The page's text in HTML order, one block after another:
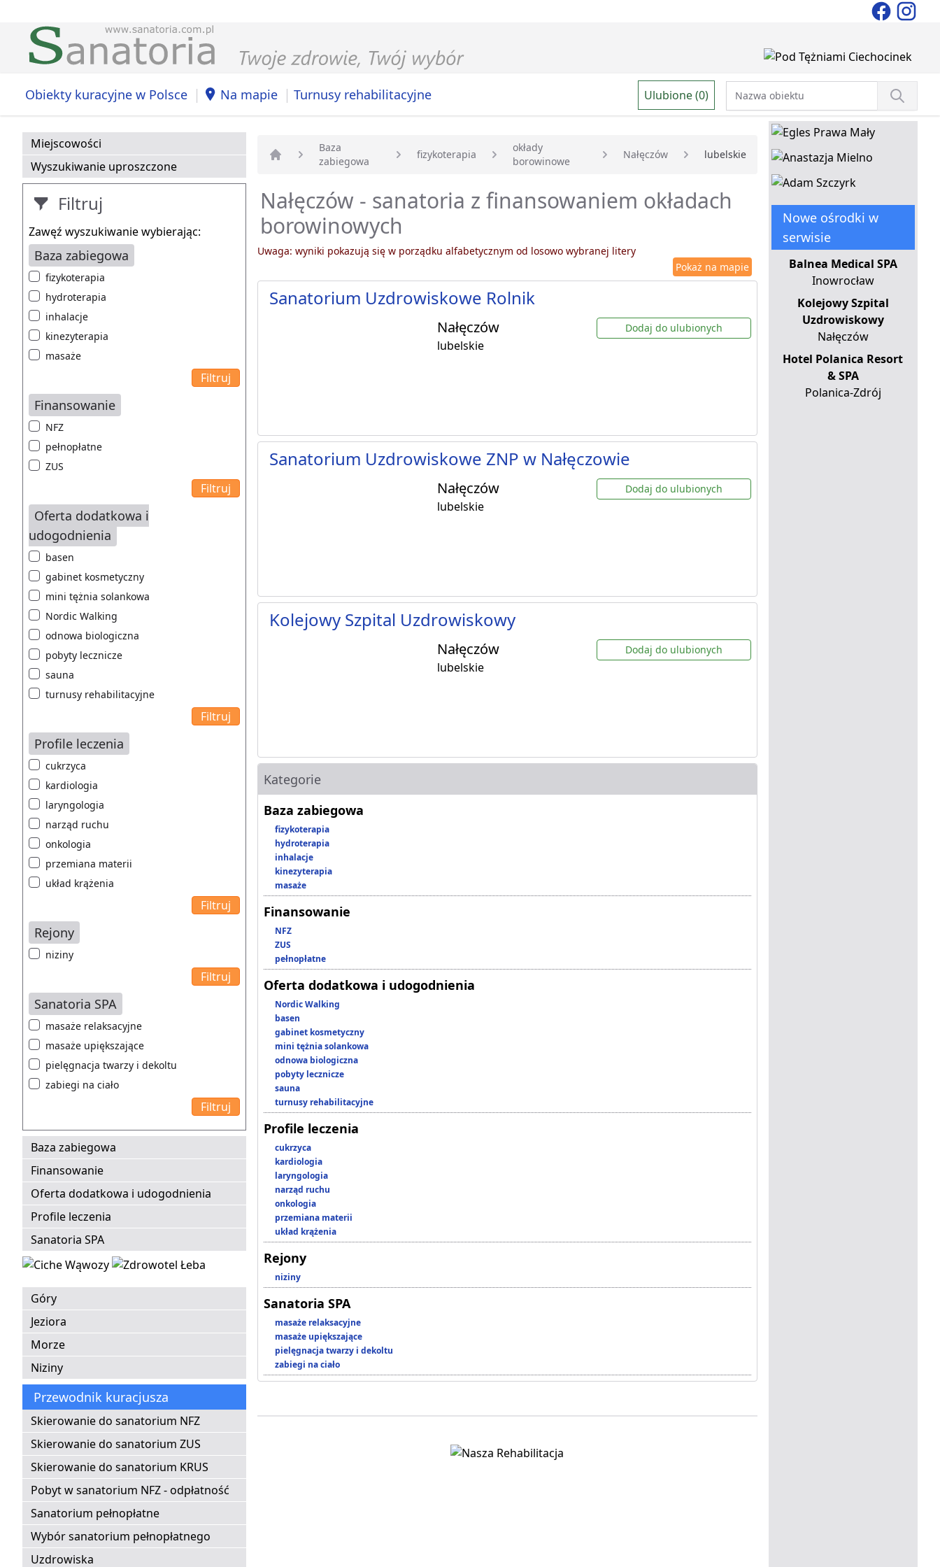
Obiekty kuracyjne w Polsce | Na mapie | Turnusy rehabilitacyjne Ulubione (0)
Miejscowości
Wyszukiwanie uproszczone
Filtruj
Zawęź wyszukiwanie wybierając:
Baza zabiegowa
fizykoterapia
hydroterapia
inhalacje
kinezyterapia
masaże
Finansowanie
NFZ
pełnopłatne
ZUS
Oferta dodatkowa i
udogodnienia
basen
gabinet kosmetyczny
mini tężnia solankowa
Nordic Walking
odnowa biologiczna
pobyty lecznicze
sauna
turnusy rehabilitacyjne
Profile leczenia
cukrzyca
kardiologia
laryngologia
narząd ruchu
onkologia
przemiana materii
układ krążenia
Rejony
niziny
Sanatoria SPA
masaże relaksacyjne
masaże upiększające
pielęgnacja twarzy i dekoltu
zabiegi na ciało
Baza zabiegowa
Finansowanie
Oferta dodatkowa i udogodnienia
Profile leczenia
Sanatoria SPA
Góry
Jeziora
Morze
Niziny
Przewodnik kuracjusza
Skierowanie do sanatorium NFZ
Skierowanie do sanatorium ZUS
Skierowanie do sanatorium KRUS
Pobyt w sanatorium NFZ - odpłatność
Sanatorium pełnopłatne
Wybór sanatorium pełnopłatnego
Uzdrowiska
Strona główna
Baza
zabiegowa
fizykoterapia
okłady
borowinowe
Nałęczów lubelskie
Nałęczów - sanatoria z finansowaniem okładach
borowinowych
Uwaga: wyniki pokazują się w porządku alfabetycznym od losowo wybranej litery
Pokaż na mapie
Sanatorium Uzdrowiskowe Rolnik
Nałęczów
lubelskie
Dodaj do ulubionych
Sanatorium Uzdrowiskowe ZNP w Nałęczowie
Nałęczów
lubelskie
Dodaj do ulubionych
Kolejowy Szpital Uzdrowiskowy
Nałęczów
lubelskie
Dodaj do ulubionych
Kategorie
Baza zabiegowa
fizykoterapia
hydroterapia
inhalacje
kinezyterapia
masaże
Finansowanie
NFZ
ZUS
pełnopłatne
Oferta dodatkowa i udogodnienia
Nordic Walking
basen
gabinet kosmetyczny
mini tężnia solankowa
odnowa biologiczna
pobyty lecznicze
sauna
turnusy rehabilitacyjne
Profile leczenia
cukrzyca
kardiologia
laryngologia
narząd ruchu
onkologia
przemiana materii
układ krążenia
Rejony
niziny
Sanatoria SPA
masaże relaksacyjne
masaże upiększające
pielęgnacja twarzy i dekoltu
zabiegi na ciało
Nowe ośrodki w
serwisie
Balnea Medical SPA
Inowrocław
Kolejowy Szpital
Uzdrowiskowy
Nałęczów
Hotel Polanica Resort
& SPA
Polanica-Zdrój